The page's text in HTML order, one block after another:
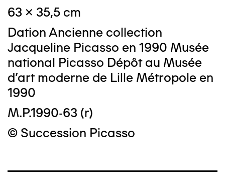
63 x 35,5 cm
Dation Ancienne collection
Jacqueline Picasso en 1990 Musée
national Picasso Dépôt au Musée
d'art moderne de Lille Métropole en
1990
M.P.1990-63 (r)
© Succession Picasso